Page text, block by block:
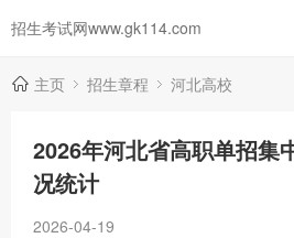
招生考试网www.gk114.com
主页 招生章程 河北高校
2026年河北省高职单招集
况统计
2026-04-19